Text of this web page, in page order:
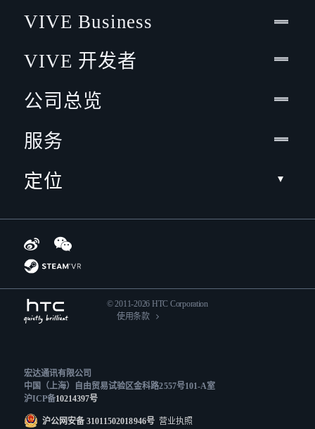
VIVE Business
VIVE 开发者
公司总览
服务
定位
© 2011-2026 HTC Corporation
使用条款
宏达通讯有限公司
中国（上海）自由贸易试验区金科路2557号101-A室
沪ICP备10214397号
沪公网安备 31011502018946号营业执照